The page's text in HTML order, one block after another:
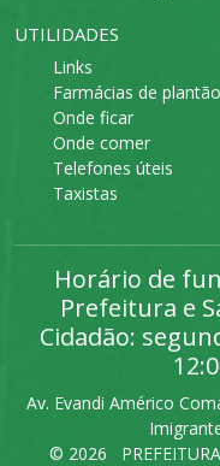
UTILIDADES
Links
Farmácias de plantão
Onde ficar
Onde comer
Telefones úteis
Taxistas
Horário de
Prefeitura e
Cidadão:
Av. Evandi Américo
© 2026